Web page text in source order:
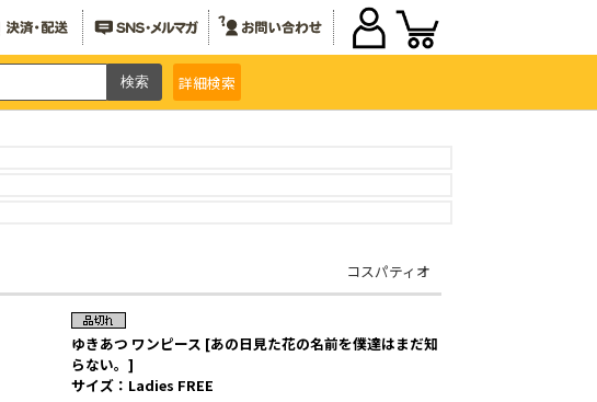
詳細検索
コスパティオ
ゆきあつ ワンピース [あの日見た花の名前を僕達はまだ知
らない。]
サイズ：Ladies FREE